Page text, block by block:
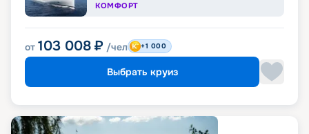
КОМФОРТ
от 103 008 ₽ /чел +1 000
Выбрать круиз